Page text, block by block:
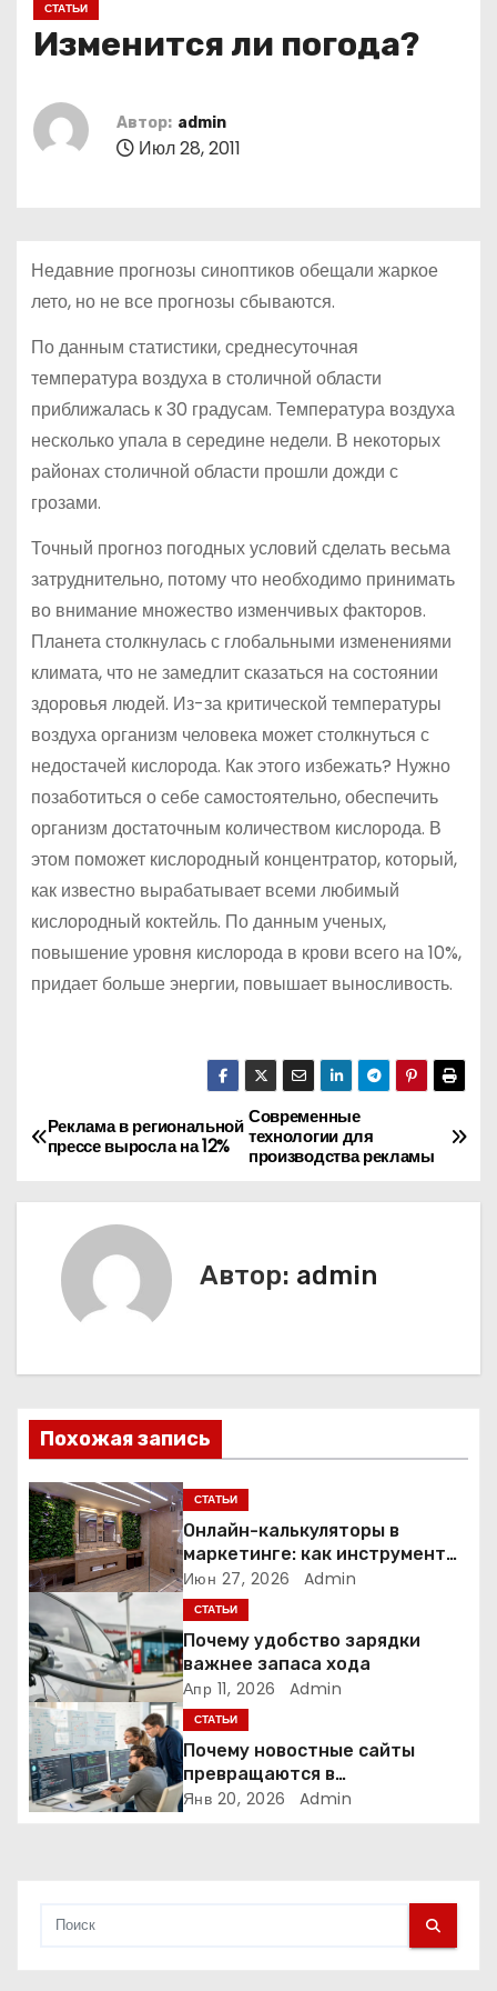
СТАТЬИ
Изменится ли погода?
Автор: admin
Июл 28, 2011
Недавние прогнозы синоптиков обещали жаркое
лето, но не все прогнозы сбываются.
По данным статистики, среднесуточная
температура воздуха в столичной области
приближалась к 30 градусам. Температура воздуха
несколько упала в середине недели. В некоторых
районах столичной области прошли дожди с
грозами.
Точный прогноз погодных условий сделать весьма
затруднительно, потому что необходимо принимать
во внимание множество изменчивых факторов.
Планета столкнулась с глобальными изменениями
климата, что не замедлит сказаться на состоянии
здоровья людей. Из-за критической температуры
воздуха организм человека может столкнуться с
недостачей кислорода. Как этого избежать? Нужно
позаботиться о себе самостоятельно, обеспечить
организм достаточным количеством кислорода. В
этом поможет кислородный концентратор, который,
как известно вырабатывает всеми любимый
кислородный коктейль. По данным ученых,
повышение уровня кислорода в крови всего на 10%,
придает больше энергии, повышает выносливость.
Н
ц
и
я
п
о
з
а
п
и
Современные
технологии для
производства рекламы
Реклама в региональной
прессе выросла на 12%
Автор: admin
Похожая запись
СТАТЬИ
Онлайн-калькуляторы в
маркетинге: как инструмент
расчёта стоимости
превращает посетителя в
клиента
Июн 27, 2026 Admin
СТАТЬИ
Почему удобство зарядки
важнее запаса хода
Апр 11, 2026 Admin
СТАТЬИ
Почему новостные сайты
превращаются в
аналитические платформы
Янв 20, 2026 Admin